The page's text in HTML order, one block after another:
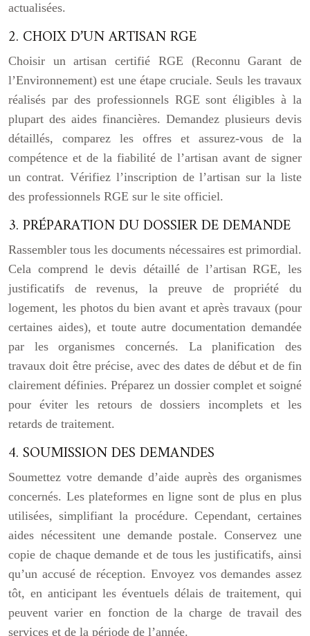
actualisées.
2. CHOIX D’UN ARTISAN RGE
Choisir un artisan certifié RGE (Reconnu Garant de
l’Environnement) est une étape cruciale. Seuls les travaux
réalisés par des professionnels RGE sont éligibles à la
plupart des aides financières. Demandez plusieurs devis
détaillés, comparez les offres et assurez-vous de la
compétence et de la fiabilité de l’artisan avant de signer
un contrat. Vérifiez l’inscription de l’artisan sur la liste
des professionnels RGE sur le site officiel.
3. PRÉPARATION DU DOSSIER DE DEMANDE
Rassembler tous les documents nécessaires est primordial.
Cela comprend le devis détaillé de l’artisan RGE, les
justificatifs de revenus, la preuve de propriété du
logement, les photos du bien avant et après travaux (pour
certaines aides), et toute autre documentation demandée
par les organismes concernés. La planification des
travaux doit être précise, avec des dates de début et de fin
clairement définies. Préparez un dossier complet et soigné
pour éviter les retours de dossiers incomplets et les
retards de traitement.
4. SOUMISSION DES DEMANDES
Soumettez votre demande d’aide auprès des organismes
concernés. Les plateformes en ligne sont de plus en plus
utilisées, simplifiant la procédure. Cependant, certaines
aides nécessitent une demande postale. Conservez une
copie de chaque demande et de tous les justificatifs, ainsi
qu’un accusé de réception. Envoyez vos demandes assez
tôt, en anticipant les éventuels délais de traitement, qui
peuvent varier en fonction de la charge de travail des
services et de la période de l’année.